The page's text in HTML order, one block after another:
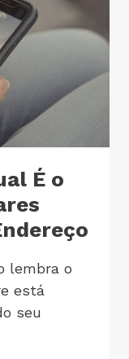
É o
lembra o
está
seu